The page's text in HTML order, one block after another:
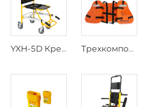
YXH-5D Кресло-каталка Xiehe для подъема по лестнице с электроприводом Трехкомпонентный рабочий спасательный жилет для взрослых